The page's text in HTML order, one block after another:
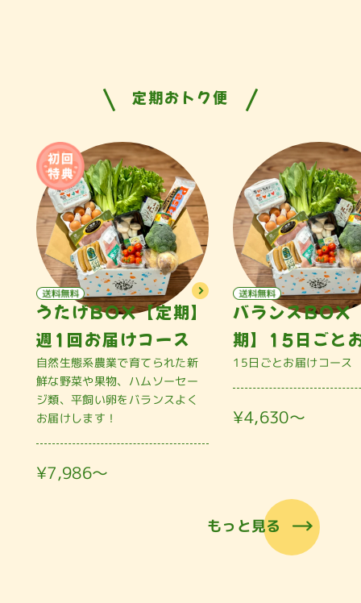
定期おトク便
うたげBOX【定期】
週1回お届けコース
自然生態系農業で育てられた新
鮮な野菜や果物、ハムソーセー
ジ類、平飼い卵をバランスよく
お届けします！
¥7,986〜
バランスBOX
期】15日ごと
15日ごとお届けコース
¥4,630〜
もっと見る